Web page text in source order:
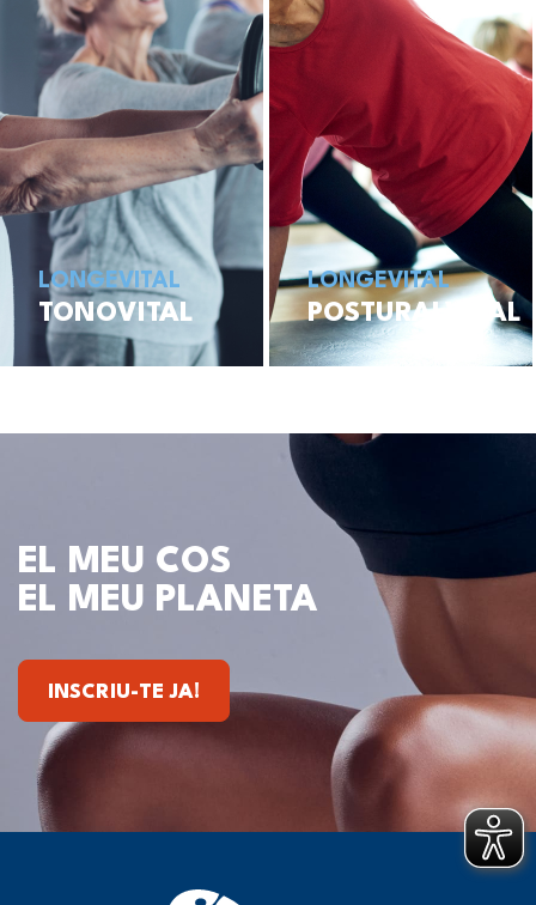
LONGEVITAL
TONOVITAL
LONGEVITAL
POSTURALVITAL
EL MEU COS
EL MEU PLANETA
INSCRIU-TE JA!